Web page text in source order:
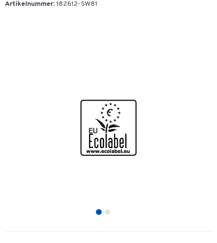
Artikelnummer: 182612-SW81